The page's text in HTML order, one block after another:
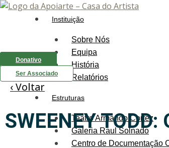
Instituição
Sobre Nós
Equipa
História
Relatórios
Estruturas
Teatro Armando Cortez
Galeria Raul Solnado
Centro de Documentação
Donativo
Ser Associado
‹ Voltar
SWEENEY TODD: